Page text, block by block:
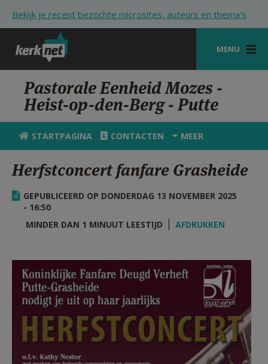
Bekijk je recent bezochte microsites, auteurs en thema's
MENU
STARTPAGINA
KERK
VIERINGEN
HULP
STARTPAGINA PORTAAL
AANMELDEN OF REGISTREREN
Pastorale Eenheid Mozes -
Heist-op-den-Berg - Putte
STARTPAGINA CONTACTEN MEER
Herfstconcert fanfare Grasheide
GEPUBLICEERD OP DONDERDAG 13 NOVEMBER 2025
- 16:50
MINDER DAN 1 MINUUT LEESTIJD
AFDRUKKEN